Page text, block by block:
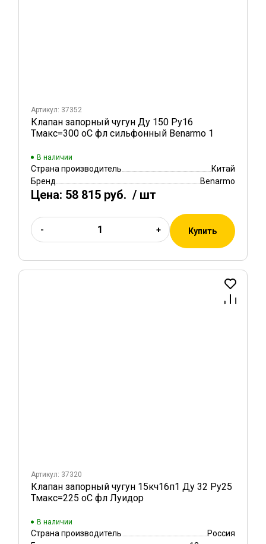
Артикул: 37352
Клапан запорный чугун Ду 150 Ру16
Тмакс=300 оС фл сильфонный Benarmo 1
В наличии
Страна производитель
Китай
Бренд
Benarmo
Цена: 58 815 руб. / шт
- + Купить
Артикул: 37320
Клапан запорный чугун 15кч16п1 Ду 32 Ру25
Тмакс=225 оС фл Луидор
В наличии
Страна производитель
Россия